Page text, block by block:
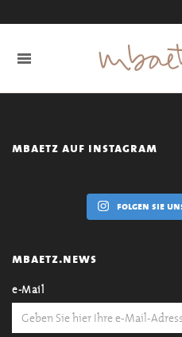
mbaetz auf instagram
folgen sie
mbaetz.news
e-Mail